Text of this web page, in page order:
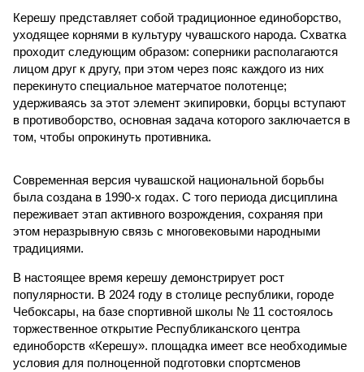
Керешу представляет собой традиционное единоборство,
уходящее корнями в культуру чувашского народа. Схватка
проходит следующим образом: соперники располагаются
лицом друг к другу, при этом через пояс каждого из них
перекинуто специальное матерчатое полотенце;
удерживаясь за этот элемент экипировки, борцы вступают
в противоборство, основная задача которого заключается в
том, чтобы опрокинуть противника.
Современная версия чувашской национальной борьбы
была создана в 1990-х годах. С того периода дисциплина
переживает этап активного возрождения, сохраняя при
этом неразрывную связь с многовековыми народными
традициями.
В настоящее время керешу демонстрирует рост
популярности. В 2024 году в столице республики, городе
Чебоксары, на базе спортивной школы № 11 состоялось
торжественное открытие Республиканского центра
единоборств «Керешу». площадка имеет все необходимые
условия для полноценной подготовки спортсменов